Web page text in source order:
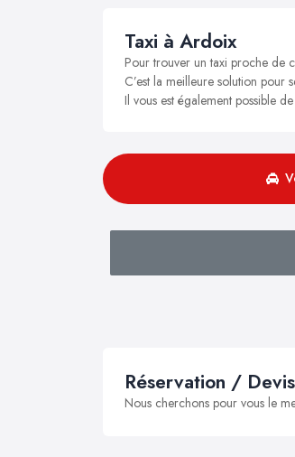
Taxi à Ardoix
Pour trouver un taxi proche de
C’est la meilleure solution pour
Il vous est également possible
Réservation /
Nous cherchons pour vous le